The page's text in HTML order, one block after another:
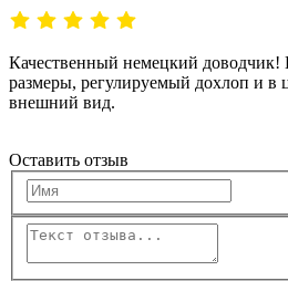
Качественный немецкий доводчик!
размеры, регулируемый дохлоп и в
внешний вид.
Оставить отзыв